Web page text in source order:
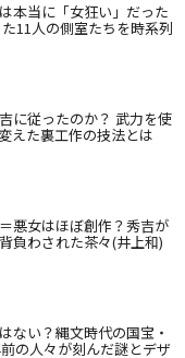
本当に「女狂い」だった
11人の側室たちを時系列
に従ったのか？ 武力を使
えた裏工作の技法とは
悪女はほぼ創作？秀吉が
負わされた茶々(井上和)
ない？縄文時代の国宝・
の人々が刻んだ謎とデザ